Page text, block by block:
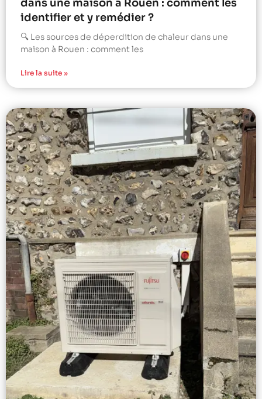
dans une maison à Rouen : comment les
identifier et y remédier ?
🔍 Les sources de déperdition de chaleur dans une
maison à Rouen : comment les
Lire la suite »